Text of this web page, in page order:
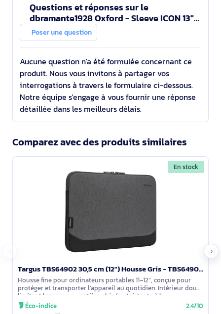
Questions et réponses sur le
dbramante1928 Oxford - Sleeve ICON 13"
Housse Gris
Poser une question
Aucune question n'a été formulée concernant ce
produit. Nous vous invitons à partager vos
interrogations à travers le formulaire ci-dessous.
Notre équipe s'engage à vous fournir une réponse
détaillée dans les meilleurs délais.
Comparez avec des produits similaires
En stock
Targus TBS64902 30,5 cm (12") Housse Gris - TBS64902GL
Housse fine pour ordinateurs portables 11–12”, conçue pour
protéger et transporter l’appareil au quotidien. Intérieur doux
limitant les rayures, matière chinée résistante à la
décoloration, aux
Éco-indice 2.4/10